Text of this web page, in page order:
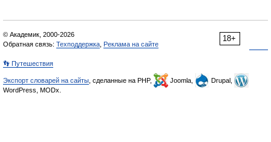
18+
© Академик, 2000-2026
Обратная связь: Техподдержка Реклама на сайте
👣 Путешествия
Экспорт словарей на сайты , сделанные на PHP, Joomla,
Drupal,
WordPress, MODx.